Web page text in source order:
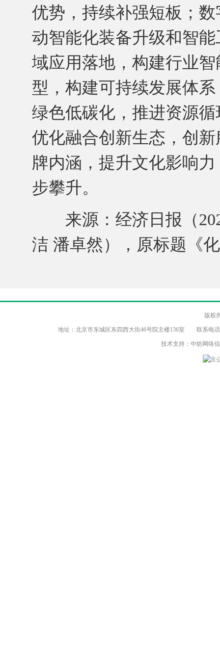
优势，持续补强短板；
动智能化装备升级和智
域应用落地，构建行业
型，构建可持续发展体
绿色低碳化，推进资源
优化融合创新生态，创
牌内涵，提升文化影响
步攀升。
来源：经济日报（
洁 潘卓然），原标题《
版权
地址：北京市东城区东四西大街46号院主楼136室 联系电
技术支持：中纺网络
京